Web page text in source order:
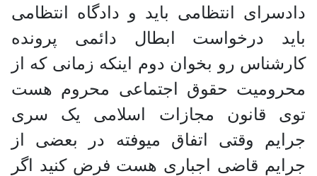
دادسرای انتظامی باید و دادگاه انتظامی
باید درخواست ابطال دائمی پرونده
کارشناس رو بخوان دوم اینکه زمانی که از
محرومیت حقوق اجتماعی محروم هست
توی قانون مجازات اسلامی یک سری
جرایم وقتی اتفاق میوفته در بعضی از
جرایم قاضی اجباری هست فرض کنید اگر